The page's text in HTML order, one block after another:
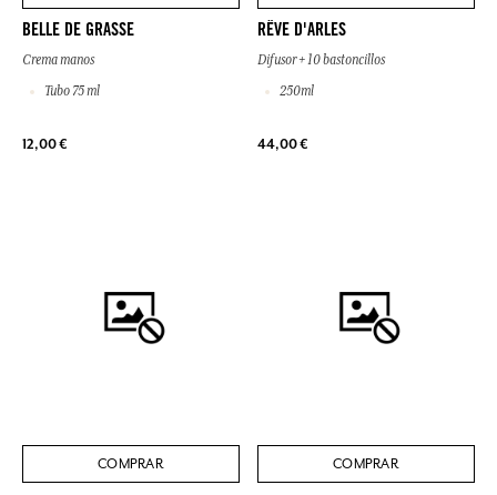
BELLE DE GRASSE
Crema manos
Tubo 75 ml
12,00 €
RÊVE D'ARLES
Difusor + 10 bastoncillos
250ml
44,00 €
COMPRAR COMPRAR